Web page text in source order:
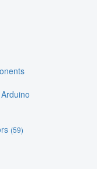
(59)